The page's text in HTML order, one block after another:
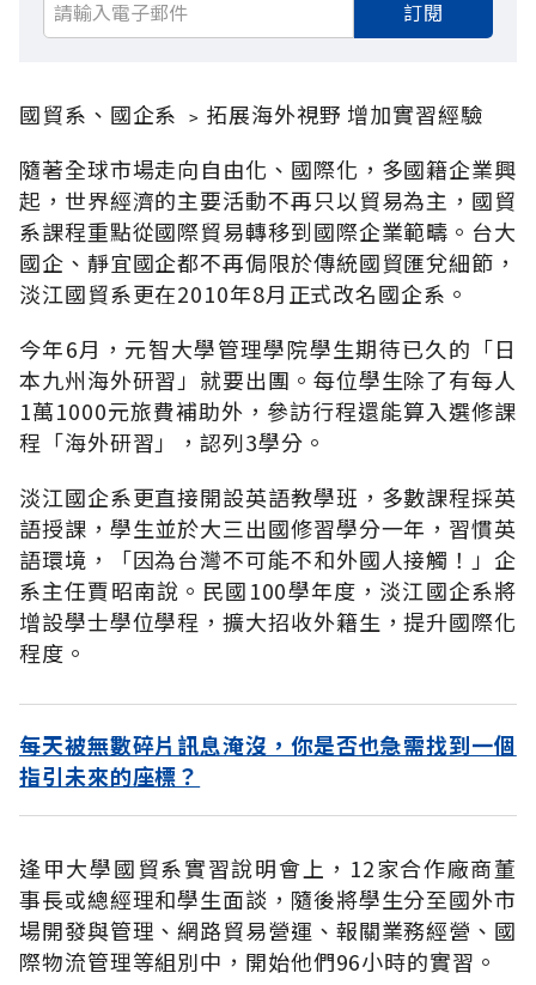
訂閱
國貿系、國企系 ﹥拓展海外視野 增加實習經驗
隨著全球市場走向自由化、國際化，多國籍企業興
起，世界經濟的主要活動不再只以貿易為主，國貿
系課程重點從國際貿易轉移到國際企業範疇。台大
國企、靜宜國企都不再侷限於傳統國貿匯兌細節，
淡江國貿系更在2010年8月正式改名國企系。
今年6月，元智大學管理學院學生期待已久的「日
本九州海外研習」就要出團。每位學生除了有每人
1萬1000元旅費補助外，參訪行程還能算入選修課
程「海外研習」，認列3學分。
淡江國企系更直接開設英語教學班，多數課程採英
語授課，學生並於大三出國修習學分一年，習慣英
語環境，「因為台灣不可能不和外國人接觸！」企
系主任賈昭南說。民國100學年度，淡江國企系將
增設學士學位學程，擴大招收外籍生，提升國際化
程度。
每天被無數碎片訊息淹沒，你是否也急需找到一個
指引未來的座標？
逢甲大學國貿系實習說明會上，12家合作廠商董
事長或總經理和學生面談，隨後將學生分至國外市
場開發與管理、網路貿易營運、報關業務經營、國
際物流管理等組別中，開始他們96小時的實習。